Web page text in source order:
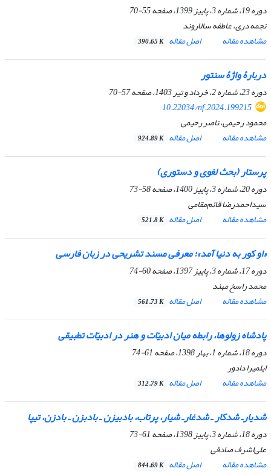
دوره 19، شماره 3، پاییز 1399، صفحه
55-70
نجمه دری، عاطفه سالاروند
مشاهده مقاله
اصل مقاله 390.65 K
دربارۀ واژۀ سنتور
دوره 23، شماره 2، خرداد و تیر 1403، صفحه
57-70
10.22034/nf.2024.199215
محمود رحیمی، ناصر رحیمی
مشاهده مقاله
اصل مقاله 924.89 K
پرستار (بحث لغوی و دستوری)
دوره 20، شماره 3، پاییز 1400، صفحه
58-73
سیداحمدرضا قائم‌مقامی
مشاهده مقاله
اصل مقاله 521.8 K
«او کور به دنیا آمد»؛ معرفی مسند تشریحی در زبان فارسی
دوره 17، شماره 3، پاییز 1397، صفحه
60-74
محمد راسخ مهند
مشاهده مقاله
اصل مقاله 561.73 K
پادشاه زولوها، رابطه میان ادبیّات و هنر در ادبیّات تطبیقی
دوره 18، شماره 1، بهار 1398، صفحه
61-74
ایلمیرا دادور
مشاهده مقاله
اصل مقاله 312.79 K
شدیارـ شدکار ـ شدغارـ شیار، پرتاب، بادبیزن ـ بادبزن ـ بادزن، تیپا
دوره 18، شماره 3، پاییز 1398، صفحه
61-73
علی‌اشرف صادقی
مشاهده مقاله
اصل مقاله 844.69 K